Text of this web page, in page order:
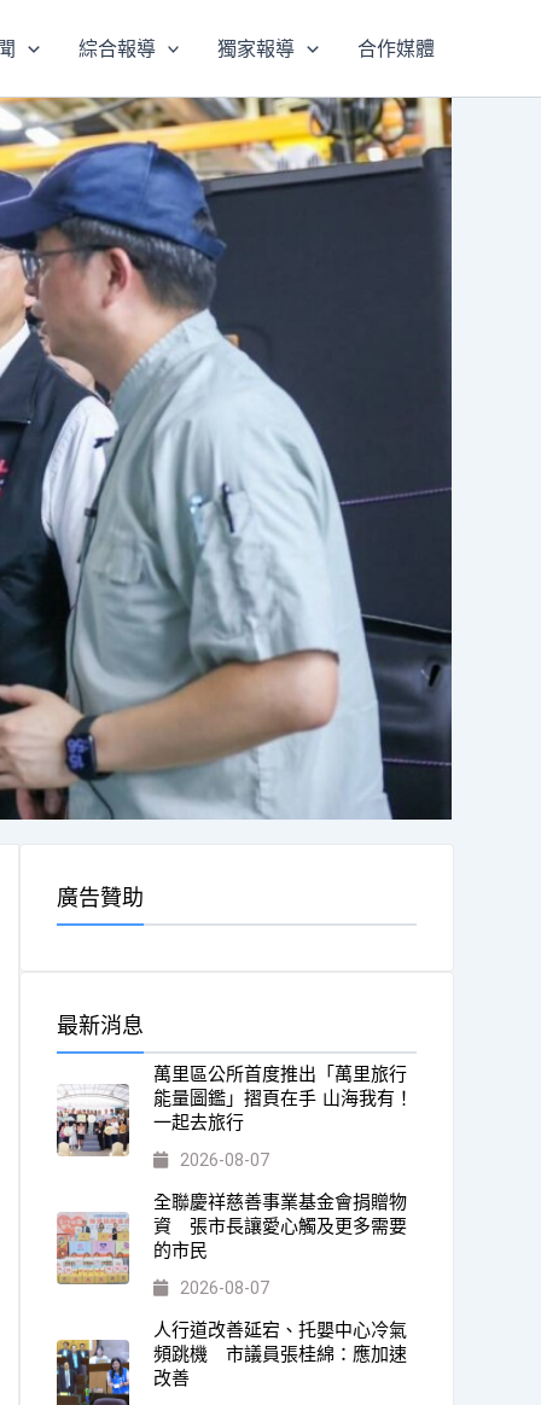
綜合報導 獨家報導 合作媒體
廣告贊助
最新消息
萬里區公所首度推出「萬里旅行
能量圖鑑」摺頁在手 山海我有！
一起去旅行
2026-08-07
全聯慶祥慈善事業基金會捐贈物
資 張市長讓愛心觸及更多需要
的市民
2026-08-07
人行道改善延宕、托嬰中心冷氣
頻跳機 市議員張桂綿：應加速
改善